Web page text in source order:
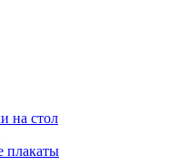
на стол
плакаты